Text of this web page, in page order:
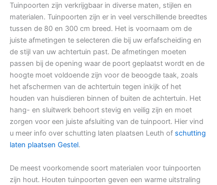
Tuinpoorten zijn verkrijgbaar in diverse maten, stijlen en
materialen. Tuinpoorten zijn er in veel verschillende breedtes
tussen de 80 en 300 cm breed. Het is voornaam om de
juiste afmetingen te selecteren die bij uw erfafscheiding en
de stijl van uw achtertuin past. De afmetingen moeten
passen bij de opening waar de poort geplaatst wordt en de
hoogte moet voldoende zijn voor de beoogde taak, zoals
het afschermen van de achtertuin tegen inkijk of het
houden van huisdieren binnen of buiten de achtertuin. Het
hang- en sluitwerk behoort stevig en veilig zijn en moet
zorgen voor een juiste afsluiting van de tuinpoort. Hier vind
u meer info over schutting laten plaatsen Leuth of schutting
laten plaatsen Gestel.
De meest voorkomende soort materialen voor tuinpoorten
zijn hout. Houten tuinpoorten geven een warme uitstraling